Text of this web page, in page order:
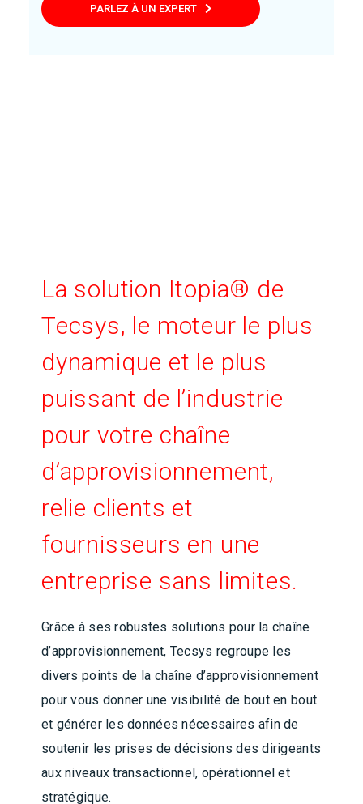
PARLEZ À UN EXPERT
La solution Itopia® de
Tecsys, le moteur le plus
dynamique et le plus
puissant de l’industrie
pour votre chaîne
d’approvisionnement,
relie clients et
fournisseurs en une
entreprise sans limites.
Grâce à ses robustes solutions pour la chaîne
d’approvisionnement, Tecsys regroupe les
divers points de la chaîne d’approvisionnement
pour vous donner une visibilité de bout en bout
et générer les données nécessaires afin de
soutenir les prises de décisions des dirigeants
aux niveaux transactionnel, opérationnel et
stratégique.